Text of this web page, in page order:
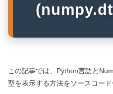
この記事では、Python言語と
型を表示する方法をソースコード